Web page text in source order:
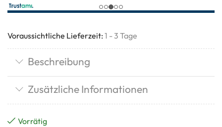
Voraussichtliche Lieferzeit: 1 - 3 Tage
Beschreibung
Zusätzliche Informationen
Vorrätig